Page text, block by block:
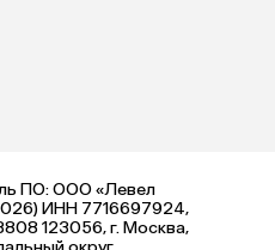
ПО: ООО «Левел
ИНН 7716697924,
123056, г. Москва,